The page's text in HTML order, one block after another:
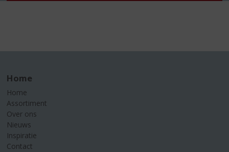
Home
Home
Assortiment
Over ons
Nieuws
Inspiratie
Contact